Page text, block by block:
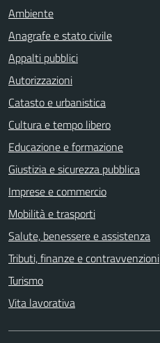
Ambiente
Anagrafe e stato civile
Appalti pubblici
Autorizzazioni
Catasto e urbanistica
Cultura e tempo libero
Educazione e formazione
Giustizia e sicurezza pubblica
Imprese e commercio
Mobilità e trasporti
Salute, benessere e assistenza
Tributi, finanze e contravvenzioni
Turismo
Vita lavorativa